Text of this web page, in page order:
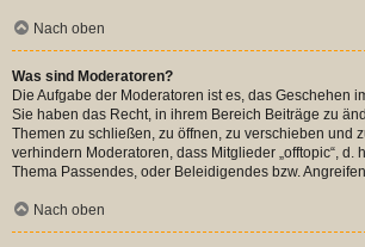
Nach oben
Was sind Moderatoren?
Die Aufgabe der Moderatoren ist es, das Geschehen
Sie haben das Recht, in ihrem Bereich Beiträge zu
Themen zu schließen, zu öffnen, zu verschieben und
verhindern Moderatoren, dass Mitglieder „offtopic“, d.
Thema Passendes, oder Beleidigendes bzw.
Nach oben